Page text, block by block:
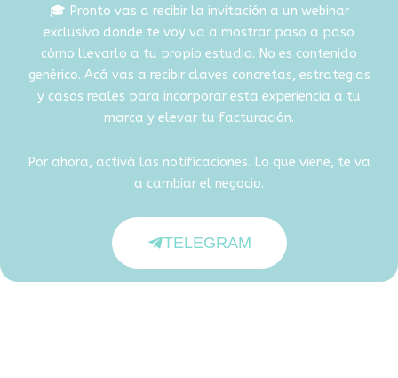
🎓 Pronto vas a recibir la invitación a un webinar
exclusivo donde te voy va a mostrar paso a paso
cómo llevarlo a tu propio estudio. No es contenido
genérico. Acá vas a recibir claves concretas, estrategias
y casos reales para incorporar esta experiencia a tu
marca y elevar tu facturación.
Por ahora, activá las notificaciones. Lo que viene, te va
a cambiar el negocio.
TELEGRAM